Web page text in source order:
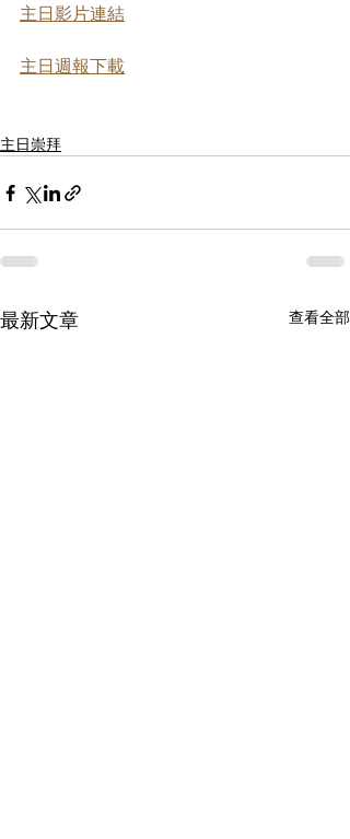
主日影片連結
主日週報下載
主日崇拜
最新文章 查看全部